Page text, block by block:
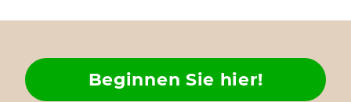
Beginnen Sie hier!